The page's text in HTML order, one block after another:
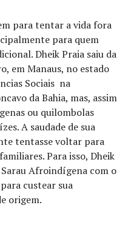
para tentar a vida fora
para quem
Dheik Praia saiu da
em Manaus, no estado
Sociais na
da Bahia, mas, assim
ou quilombolas
A saudade de sua
tentasse voltar para
Para isso, Dheik
Afroindígena com o
custear sua
origem.